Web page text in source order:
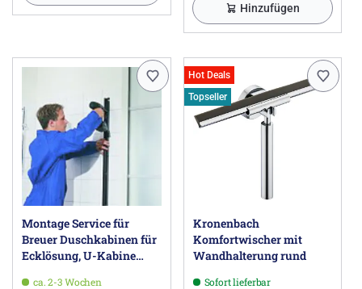
Hinzufügen
Montage Service für
Breuer Duschkabinen für
Ecklösung, U-Kabine
ca. 2-3 Wochen
Hot Deals
Topseller
Kronenbach
Komfortwischer mit
Wandhalterung rund
Sofort lieferbar